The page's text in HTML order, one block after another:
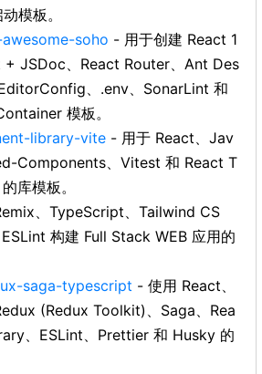
模板。
soho - 用于创建 React 1
JSDoc、React Router、Ant Des
、.env、SonarLint 和
模板。
library-vite - 用于 React、Jav
Components、Vitest 和 React T
库模板。
、TypeScript、Tailwind CS
构建 Full Stack WEB 应用的
saga-typescript - 使用 React、
(Redux Toolkit)、Saga、Rea
、ESLint、Prettier 和 Husky 的